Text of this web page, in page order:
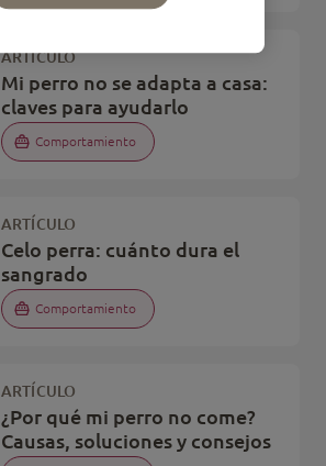
ARTÍCULO
Mi perro no se adapta a casa:
claves para ayudarlo
Comportamiento
ARTÍCULO
Celo perra: cuánto dura el
sangrado
Comportamiento
ARTÍCULO
¿Por qué mi perro no come?
Causas, soluciones y consejos